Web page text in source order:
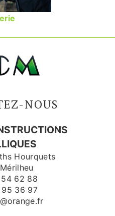
NOUS
Hourquets
62 88
36 97